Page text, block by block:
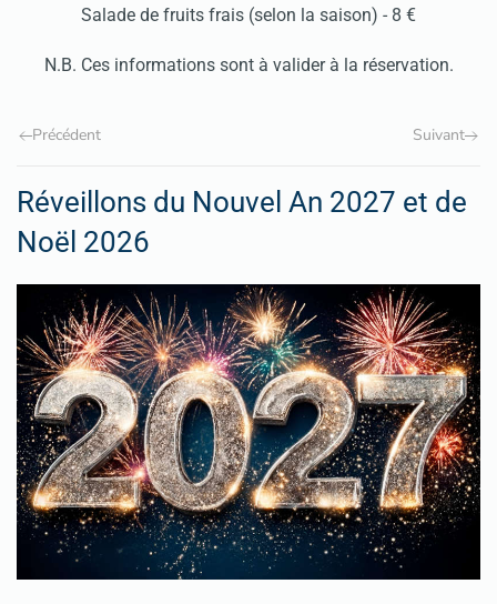
Salade de fruits frais (selon la saison) - 8 €
N.B. Ces informations sont à valider à la réservation.
Précédent Suivant
Réveillons du Nouvel An 2027 et de
Noël 2026